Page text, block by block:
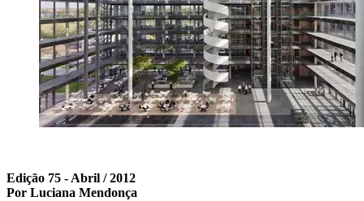
Edição 75 - Abril / 2012
Por Luciana Mendonça